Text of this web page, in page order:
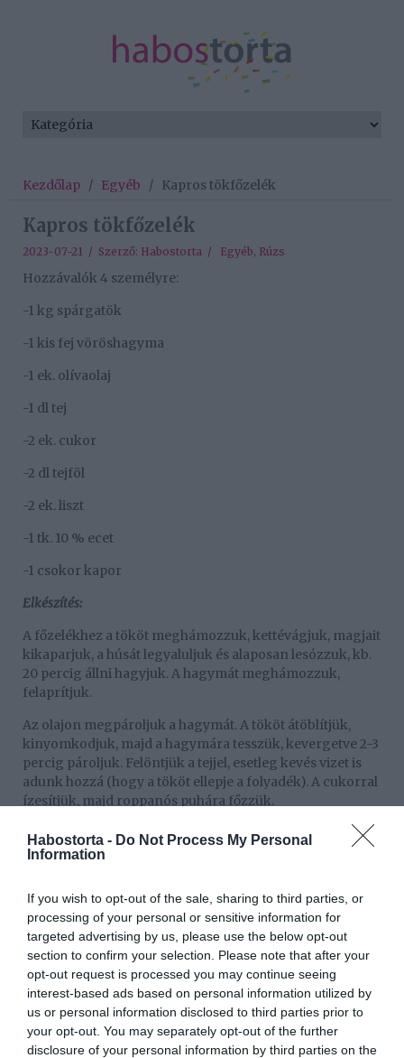
Habostorta - Do Not Process My Personal
Information
If you wish to opt-out of the sale, sharing to third parties, or
processing of your personal or sensitive information for
targeted advertising by us, please use the below opt-out
section to confirm your selection. Please note that after your
opt-out request is processed you may continue seeing
interest-based ads based on personal information utilized by
us or personal information disclosed to third parties prior to
your opt-out. You may separately opt-out of the further
disclosure of your personal information by third parties on the
Kezdőlap / Egyéb / Kapros tökfőzelék
Kapros tökfőzelék
2023-07-21 / Szerző: Habostorta / Egyéb, Rúzs
Hozzávalók 4 személyre:
-1 kg spárgatök
-1 kis fej vöröshagyma
-1 ek. olívaolaj
-1 dl tej
-2 ek. cukor
-2 dl tejföl
-2 ek. liszt
-1 tk. 10 % ecet
-1 csokor kapor
Elkészítés:
A főzelékhez a tököt meghámozzuk, kettévágjuk, magjait
kikaparjuk, a húsát legyaluljuk és alaposan lesózzuk, kb.
20 percig állni hagyjuk. A hagymát meghámozzuk,
felaprítjuk.
Az olajon megpároljuk a hagymát. A tököt átöblítjük,
kinyomkodjuk, majd a hagymára tesszük, kevergetve 2-3
percig pároljuk. Felöntjük a tejjel, esetleg kevés vizet is
adunk hozzá (hogy a tököt ellepje a folyadék). A cukorral
ízesítjük, majd roppanós puhára főzzük.
A tejfölt kikeverjük a liszttel, valamint egy kevés vízzel,
merünk hozzá a tök levéből, eldolgozzuk, és a forrásban
kiforraljuk, majd az ecettel ízesítjük. A kaprot
megmossuk, lecsöpögtetjük, felaprítjuk, és a főzelékbe
szórjuk. Tetszés szerint tükörtojással tálaljuk.
Munka: kb. 45 perc
Fogyasztható: kb. 1 óra múlva
Megosztás: Facebook Twitter